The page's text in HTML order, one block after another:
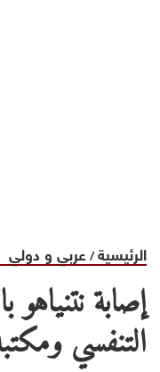
الرئيسية/ عربي و دولي
إصابة نتنياهو
التنفسي